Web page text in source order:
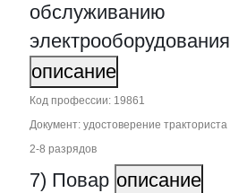
обслуживанию
электрооборудования
описание
Код профессии: 19861
Документ: удостоверение тракториста
2‑8 разрядов
7) Повар описание